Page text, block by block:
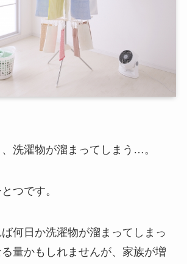
洗濯物が溜まってしまう…。
つです。
何日か洗濯物が溜まってしまっ
量かもしれませんが、家族が増